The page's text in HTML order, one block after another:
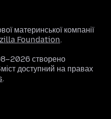
материнської компанії
Foundation.
створено
доступний на правах
.